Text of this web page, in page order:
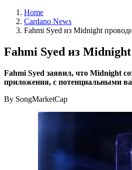
Home
Cardano News
Fahmi Syed из Midnight
Fahmi Syed из
Fahmi Syed заявил, что Midnight
приложения, с потенциальными
By SongMarketCap